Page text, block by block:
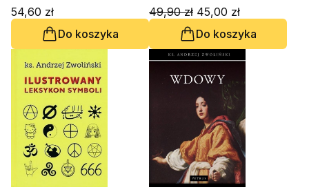
54,60 zł
Do koszyka
49,90 zł 45,00 zł
Do koszyka